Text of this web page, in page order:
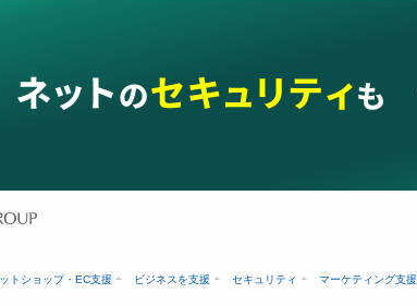
トショップ・EC支援 ビジネスを支援 セキュリティ マーケティング支援